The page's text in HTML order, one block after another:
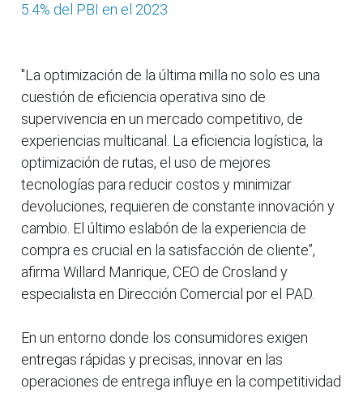
5.4% del PBI en el 2023
"La optimización de la última milla no solo es una
cuestión de eficiencia operativa sino de
supervivencia en un mercado competitivo, de
experiencias multicanal. La eficiencia logística, la
optimización de rutas, el uso de mejores
tecnologías para reducir costos y minimizar
devoluciones, requieren de constante innovación y
cambio. El último eslabón de la experiencia de
compra es crucial en la satisfacción de cliente”,
afirma Willard Manrique, CEO de Crosland y
especialista en Dirección Comercial por el PAD.
En un entorno donde los consumidores exigen
entregas rápidas y precisas, innovar en las
operaciones de entrega influye en la competitividad